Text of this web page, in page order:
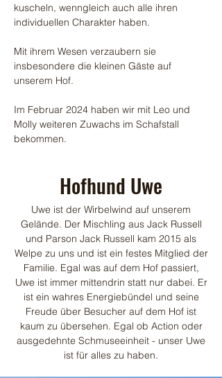
kuscheln, wenngleich auch alle ihren
individuellen Charakter haben.
Mit ihrem Wesen verzaubern sie
insbesondere die kleinen Gäste auf
unserem Hof.
Im Februar 2024 haben wir mit Leo und
Molly weiteren Zuwachs im Schafstall
bekommen.
Hofhund Uwe
Uwe ist der Wirbelwind auf unserem
Gelände. Der Mischling aus Jack Russell
und Parson Jack Russell kam 2015 als
Welpe zu uns und ist ein festes Mitglied der
Familie. Egal was auf dem Hof passiert,
Uwe ist immer mittendrin statt nur dabei. Er
ist ein wahres Energiebündel und seine
Freude über Besucher auf dem Hof ist
kaum zu übersehen. Egal ob Action oder
ausgedehnte Schmuseeinheit - unser Uwe
ist für alles zu haben.